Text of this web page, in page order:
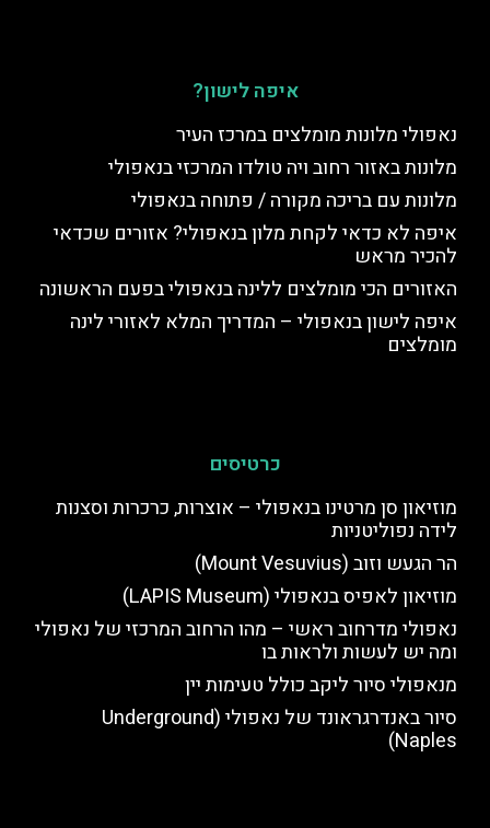
איפה לישון?
נאפולי מלונות מומלצים במרכז העיר
מלונות באזור רחוב ויה טולדו המרכזי בנאפולי
מלונות עם בריכה מקורה / פתוחה בנאפולי
איפה לא כדאי לקחת מלון בנאפולי? אזורים שכדאי
להכיר מראש
האזורים הכי מומלצים ללינה בנאפולי בפעם הראשונה
איפה לישון בנאפולי – המדריך המלא לאזורי לינה
מומלצים
כרטיסים
מוזיאון סן מרטינו בנאפולי – אוצרות, כרכרות וסצנות
לידה נפוליטניות
הר הגעש וזוב (Mount Vesuvius)
מוזיאון לאפיס בנאפולי (LAPIS Museum)
נאפולי מדרחוב ראשי – מהו הרחוב המרכזי של נאפולי
ומה יש לעשות ולראות בו
מנאפולי סיור ליקב כולל טעימות יין
סיור באנדרגראונד של נאפולי (Underground
Naples)